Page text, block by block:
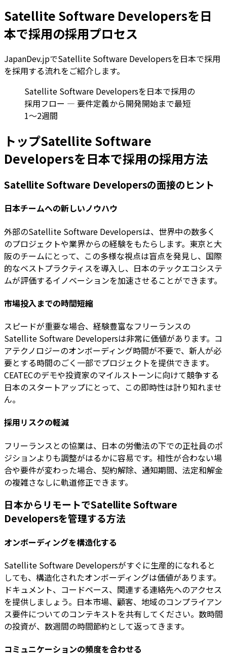
Satellite Software Developersを日
本で採用の採用プロセス
JapanDev.jpでSatellite Software Developersを日本で採用
を採用する流れをご紹介します。
Satellite Software Developersを日本で採用の
採用フロー — 要件定義から開発開始まで最短
1〜2週間
トップSatellite Software
Developersを日本で採用の採用方法
Satellite Software Developersの面接のヒント
日本チームへの新しいノウハウ
外部のSatellite Software Developersは、世界中の数多く
のプロジェクトや業界からの経験をもたらします。東京と大
阪のチームにとって、この多様な視点は盲点を発見し、国際
的なベストプラクティスを導入し、日本のテックエコシステ
ムが評価するイノベーションを加速させることができます。
市場投入までの時間短縮
スピードが重要な場合、経験豊富なフリーランスの
Satellite Software Developersは非常に価値があります。コ
アテクノロジーのオンボーディング時間が不要で、新人が必
要とする時間のごく一部でプロジェクトを提供できます。
CEATECのデモや投資家のマイルストーンに向けて競争する
日本のスタートアップにとって、この即時性は計り知れませ
ん。
採用リスクの軽減
フリーランスとの協業は、日本の労働法の下での正社員のポ
ジションよりも調整がはるかに容易です。相性が合わない場
合や要件が変わった場合、契約解除、通知期間、法定和解金
の複雑さなしに軌道修正できます。
日本からリモートでSatellite Software
Developersを管理する方法
オンボーディングを構造化する
Satellite Software Developersがすぐに生産的になれると
しても、構造化されたオンボーディングは価値があります。
ドキュメント、コードベース、関連する連絡先へのアクセス
を提供しましょう。日本市場、顧客、地域のコンプライアン
ス要件についてのコンテキストを共有してください。数時間
の投資が、数週間の時間節約として返ってきます。
コミュニケーションの頻度を合わせる